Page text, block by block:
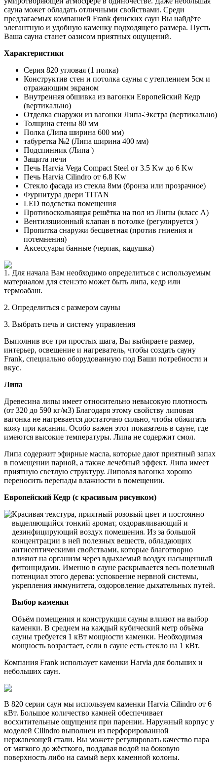
сауна может обладать отличными свойствами. Среди
предлагаемых компанией Frank финских саун Вы найдёте
элегантную и удобную каменку подходящего размера. Пусть
Ваша сауна станет оазисом приятных ощущений.
Характеристики
Серия 820 угловая (1 полка)
Конструктив стен и потолка сауны с утеплением 5см и
отражающим экраном
Внутренняя обшивка из вагонки Европейский Кедр
(вертикально)
Отделка снаружи из вагонки Липа-Экстра (вертикально)
Толщина стены 80 мм
Полка (Липа ширина 600 мм)
табуретка №2 (Липа ширина 400 мм)
Подспинник (Липа )
Защита печи
Печь Harvia Vega Compact Steel от 3.5 Kw до 6 Kw
Печь Harvia Cilindro от 6.8 Kw
Стекло фасада из стекла 8мм (бронза или прозрачное)
Фурнитура двери TITAN
LED подсветка помещения
Противоскользящая решётка на пол из Липы (класс А)
Вентиляционный клапан в потолке (регулируется )
Пропитка снаружи бесцветная (против гниения и
потемнения)
Аксессуары банные (черпак, кадушка)
1. Для начала Вам необходимо определиться с используемым
материалом для стен:это может быть липа, кедр или
термоабаш.
2. Определиться с размером сауны
3. Выбрать печь и систему управления
Выполнив все три простых шага, Вы выбираете размер,
интерьер, освещение и нагреватель, чтобы создать сауну
Frank, специально оборудованную под Ваши потребности и
вкус.
Липа
Древесина липы имеет относительно невысокую плотность
(от 320 до 590 кг/м3) Благодаря этому свойству липовая
вагонка не нагревается достаточно сильно, чтобы обжигать
кожу при касании. Особо важен этот показатель в сауне, где
имеются высокие температуры. Липа не содержит смол.
Липа содержит эфирные масла, которые дают приятный запах
в помещении парной, а также лечебный эффект. Липа имеет
приятную светлую структуру. Липовая вагонка хорошо
переносить перепады влажности в помещении.
Европейский Кедр (c красивым рисунком)
Красивая текстура, приятный розовый цвет и постоянно
выделяющийся тонкий аромат, оздоравливающий и
дезинфицирующий воздух помещения. Из за большой
концентрации в ней полезных веществ, обладающих
антисептическими свойствами, которые благотворно
влияют на организм через вдыхаемый воздух насыщенный
фитонцидами. Именно в сауне раскрывается весь полезный
потенциал этого дерева: успокоение нервной системы,
укрепления иммунитета, оздоровление дыхательных путей.
Выбор каменки
Объём помещения и конструкция сауны влияют на выбор
каменки. В среднем на каждый кубический метр объёма
сауны требуется 1 кВт мощности каменки. Необходимая
мощность возрастает, если в сауне есть стекло на 1 кВт.
Компания Frank использует каменки Harvia для больших и
небольших саун.
В 820 серии саун мы используем каменки Harvia Cilindro от 6
кВт. Большое количество камней обеспечивает
восхитительные ощущения при парении. Наружный корпус у
моделей Cilindro выполнен из перфорированной
нержавеющей стали. Вы можете регулировать качество пара
от мягкого до жёсткого, поддавая водой на боковую
поверхность либо на самый верх каменной колоны.